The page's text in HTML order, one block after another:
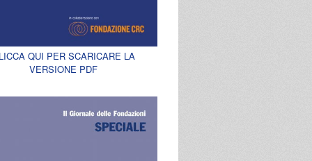
QUI PER SCARICARE LA
VERSIONE PDF